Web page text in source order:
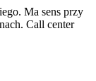
Ma sens przy
Call center